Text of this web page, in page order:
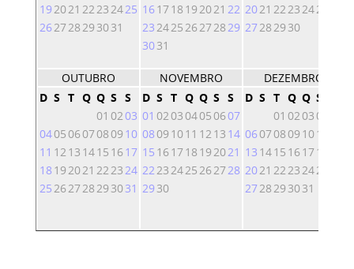
192021 22232425
26272829 3031
16 1718 192021 22
23242526272829
3031
2021 22232425
272829 30
OUTUBRO NOVEMBRO
DEZEMBRO
D S T Q Q S S
01 0203
040506070809 10
11 12 13 1415 16 17
18 192021 222324
2526272829 3031
D S T Q Q S S
01 020304050607
0809 1011 12 13 14
15 16 1718 192021
22232425262728
29 30
D S T Q Q S
01 020304
06070809 1011
13 1415 16 1718
2021 22232425
272829 3031